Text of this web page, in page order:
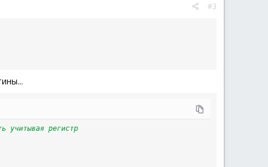
#3
учитывая регистр